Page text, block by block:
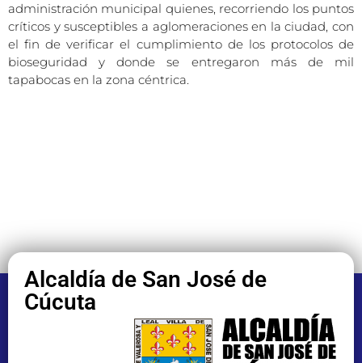
administración municipal quienes, recorriendo los puntos
críticos y susceptibles a aglomeraciones en la ciudad, con
el fin de verificar el cumplimiento de los protocolos de
bioseguridad y donde se entregaron más de mil
tapabocas en la zona céntrica.
Alcaldía de San José de
Cúcuta